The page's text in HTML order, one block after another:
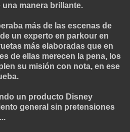
manera brillante.
más de las escenas de
un experto en parkour en
más elaboradas que en
de ellas merecen la pena, los
su misión con nota, en ese
un producto Disney
general sin pretensiones